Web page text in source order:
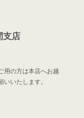
支店
用の方は本店へお越
いいたします。